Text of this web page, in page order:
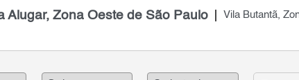
Alugar, Zona Oeste de São Paulo Vila Butantã,